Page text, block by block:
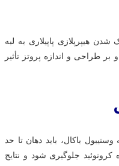
شدن هیپرپلازی پاپیلاری به لبه
طراحی و اندازه پروتز تأثیر
وستیبول باکال، باید دهان تا حد
کرونوئید جلوگیری شود و نتایج